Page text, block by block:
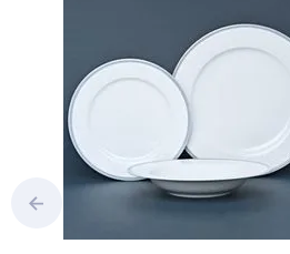
dekorovat své
Concordia